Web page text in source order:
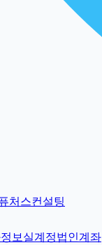
처스컨설팅
보 실계정법인계좌